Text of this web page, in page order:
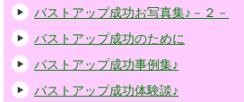
バストアップ成功お写真集♪－２－
バストアップ成功のために
バストアップ成功事例集♪
バストアップ成功体験談♪